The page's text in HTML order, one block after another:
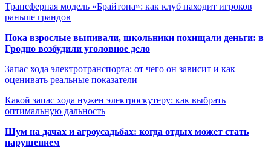
Трансферная модель «Брайтона»: как клуб находит игроков
раньше грандов
Пока взрослые выпивали, школьники похищали деньги: в
Гродно возбудили уголовное дело
Запас хода электротранспорта: от чего он зависит и как
оценивать реальные показатели
Какой запас хода нужен электроскутеру: как выбрать
оптимальную дальность
Шум на дачах и агроусадьбах: когда отдых может стать
нарушением